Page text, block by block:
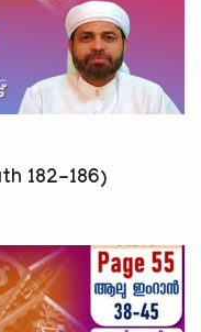
182-186)